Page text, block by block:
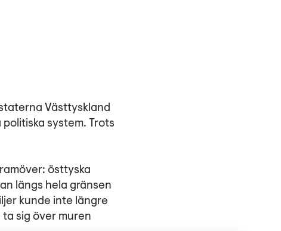
Västtyskland
system. Trots
östtyska
längs hela gränsen
kunde inte längre
sig över muren